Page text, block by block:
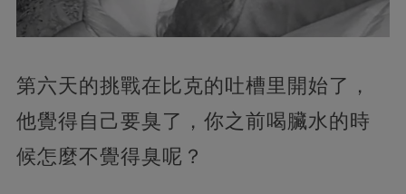
第六天的挑戰在比克的吐槽里開始了，
他覺得自己要臭了，你之前喝臟水的時
候怎麼不覺得臭呢？